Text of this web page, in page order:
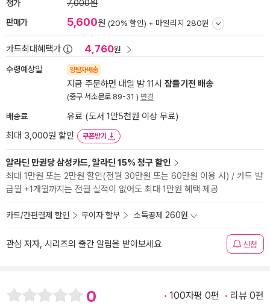
정가 7,000원
판매가 5,600원 (20% 할인) + 마일리지 280원
카드최대혜택가 4,760원
수령예상일 양탄자배송
지금 주문하면 내일 밤 11시 잠들기전 배송
(중구 서소문로 89-31 ) 변경
배송료
유료 (도서 1만5천원 이상 무료)
최대 3,000원 할인
쿠폰받기
알라딘 만권당 삼성카드, 알라딘 15% 청구 할인
최대 1만원 또는 2만원 할인(전월 30만원 또는 60만원 이용 시) / 카드 발
급월 +1개월까지는 전월 실적이 없어도 최대 1만원 혜택 제공
카드/간편결제 할인 무이자 할부 소득공제 260원
관심 저자, 시리즈의 출간 알림을 받아보세요 신청
0 100자평 0편 리뷰 0편